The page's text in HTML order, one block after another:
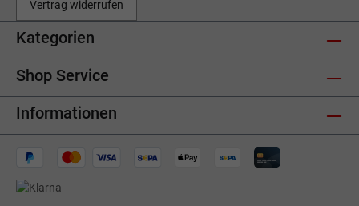
Vertrag widerrufen
Kategorien
Shop Service
Informationen